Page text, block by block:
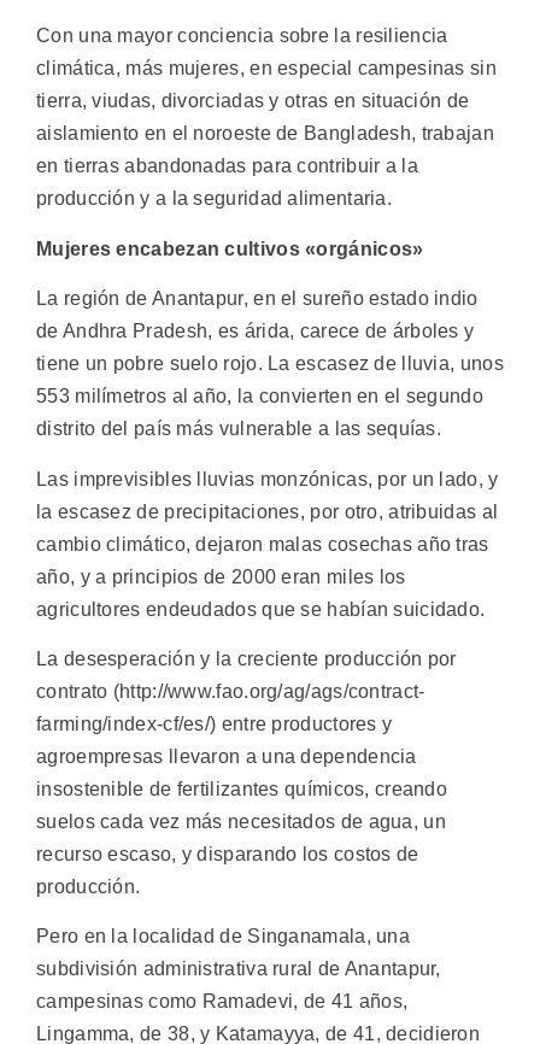
Con una mayor conciencia sobre la resiliencia
climática, más mujeres, en especial campesinas sin
tierra, viudas, divorciadas y otras en situación de
aislamiento en el noroeste de Bangladesh, trabajan
en tierras abandonadas para contribuir a la
producción y a la seguridad alimentaria.
Mujeres encabezan cultivos «orgánicos»
La región de Anantapur, en el sureño estado indio
de Andhra Pradesh, es árida, carece de árboles y
tiene un pobre suelo rojo. La escasez de lluvia, unos
553 milímetros al año, la convierten en el segundo
distrito del país más vulnerable a las sequías.
Las imprevisibles lluvias monzónicas, por un lado, y
la escasez de precipitaciones, por otro, atribuidas al
cambio climático, dejaron malas cosechas año tras
año, y a principios de 2000 eran miles los
agricultores endeudados que se habían suicidado.
La desesperación y la creciente producción por
contrato (http://www.fao.org/ag/ags/contract-
farming/index-cf/es/) entre productores y
agroempresas llevaron a una dependencia
insostenible de fertilizantes químicos, creando
suelos cada vez más necesitados de agua, un
recurso escaso, y disparando los costos de
producción.
Pero en la localidad de Singanamala, una
subdivisión administrativa rural de Anantapur,
campesinas como Ramadevi, de 41 años,
Lingamma, de 38, y Katamayya, de 41, decidieron